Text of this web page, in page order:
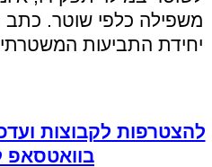
משפילה כלפי שוטר. כתב
יחידת התביעות
להצטרפות לקבוצות
בוואטסאפ